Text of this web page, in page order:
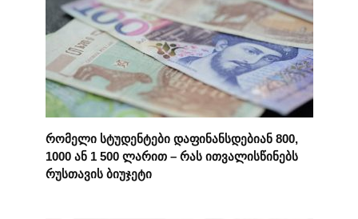
რომელი სტუდენტები დაფინანსდებიან 800,
1000 ან 1 500 ლარით – რას ითვალისწინებს
რუსთავის ბიუჯეტი